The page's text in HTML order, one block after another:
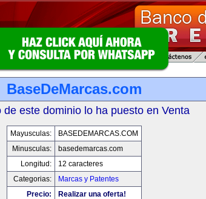
BaseDeMarcas.com
de este dominio lo ha puesto en Venta
Mayusculas:
BASEDEMARCAS.COM
Minusculas:
basedemarcas.com
Longitud:
12 caracteres
Categorias:
Marcas y Patentes
Precio:
Realizar una oferta!